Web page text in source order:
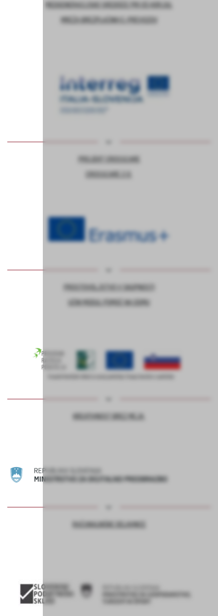
MEDGENERACIJSKO SREDIŠČE PRI OŠ HORJUL
MREŽA BREZPLAČNIH E-PREVOZOV
PROJEKT CROSSCARE
CROSSCARE 2.0
PROSTOVOLJSTVO V SKUPNOSTI
UČNI MODUL POMOČ NA DOMU
KREATIVNOST BREZ MEJA
RAČUNALNIŠKE DELAVNICE